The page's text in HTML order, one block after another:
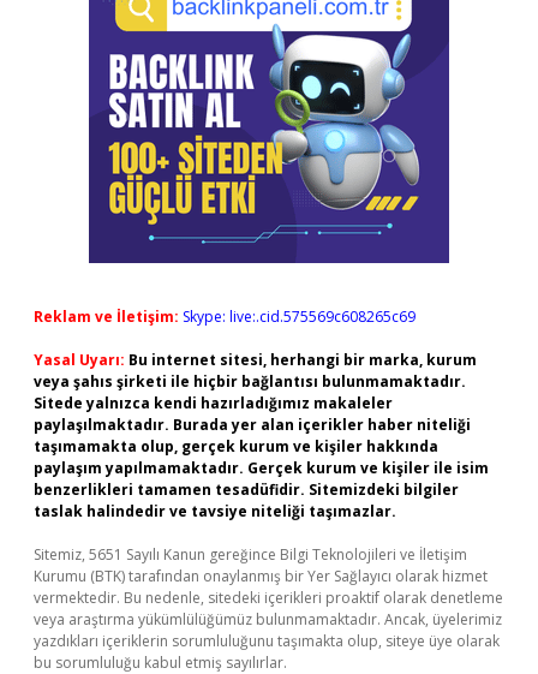
Reklam ve İletişim: Skype: live:.cid.575569c608265c69
Yasal Uyarı: Bu internet sitesi, herhangi bir marka, kurum
veya şahıs şirketi ile hiçbir bağlantısı bulunmamaktadır.
Sitede yalnızca kendi hazırladığımız makaleler
paylaşılmaktadır. Burada yer alan içerikler haber niteliği
taşımamakta olup, gerçek kurum ve kişiler hakkında
paylaşım yapılmamaktadır. Gerçek kurum ve kişiler ile isim
benzerlikleri tamamen tesadüfidir. Sitemizdeki bilgiler
taslak halindedir ve tavsiye niteliği taşımazlar.
Sitemiz, 5651 Sayılı Kanun gereğince Bilgi Teknolojileri ve İletişim
Kurumu (BTK) tarafından onaylanmış bir Yer Sağlayıcı olarak hizmet
vermektedir. Bu nedenle, sitedeki içerikleri proaktif olarak denetleme
veya araştırma yükümlülüğümüz bulunmamaktadır. Ancak, üyelerimiz
yazdıkları içeriklerin sorumluluğunu taşımakta olup, siteye üye olarak
bu sorumluluğu kabul etmiş sayılırlar.